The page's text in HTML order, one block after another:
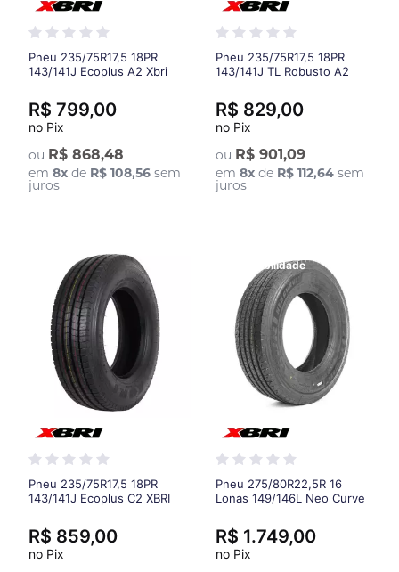
Pneu 235/75R17,5 18PR
143/141J Ecoplus A2 Xbri
ou R$ 868,48
em8x de R$ 108,56 sem
juros
R$ 799,00
no Pix
Pneu 235/75R17,5 18PR
143/141J TL Robusto A2
ou R$ 901,09
em 8xde R$ 112,64sem
juros
R$ 829,00
no Pix
Pneu 235/75R17,5 18PR
143/141J Ecoplus C2 XBRI
R$ 859,00
no Pix
Maior Durabilidade
Pneu 275/80R22,5R 16
Lonas 149/146L Neo Curve
(230 mm) e sulcos mais
profundos (15,5 mm)
R$ 1.749,00
no Pix